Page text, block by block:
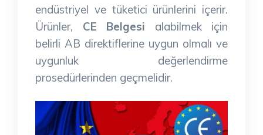
endüstriyel ve tüketici ürünlerini içerir.
Ürünler, CE Belgesi alabilmek için
belirli AB direktiflerine uygun olmalı ve
uygunluk değerlendirme
prosedürlerinden geçmelidir.